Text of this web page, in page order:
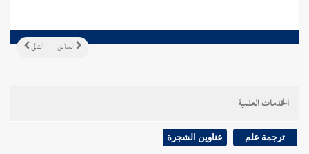
التالي السابق
الخدمات العلمية
ترجمة علم عناوين الشجرة